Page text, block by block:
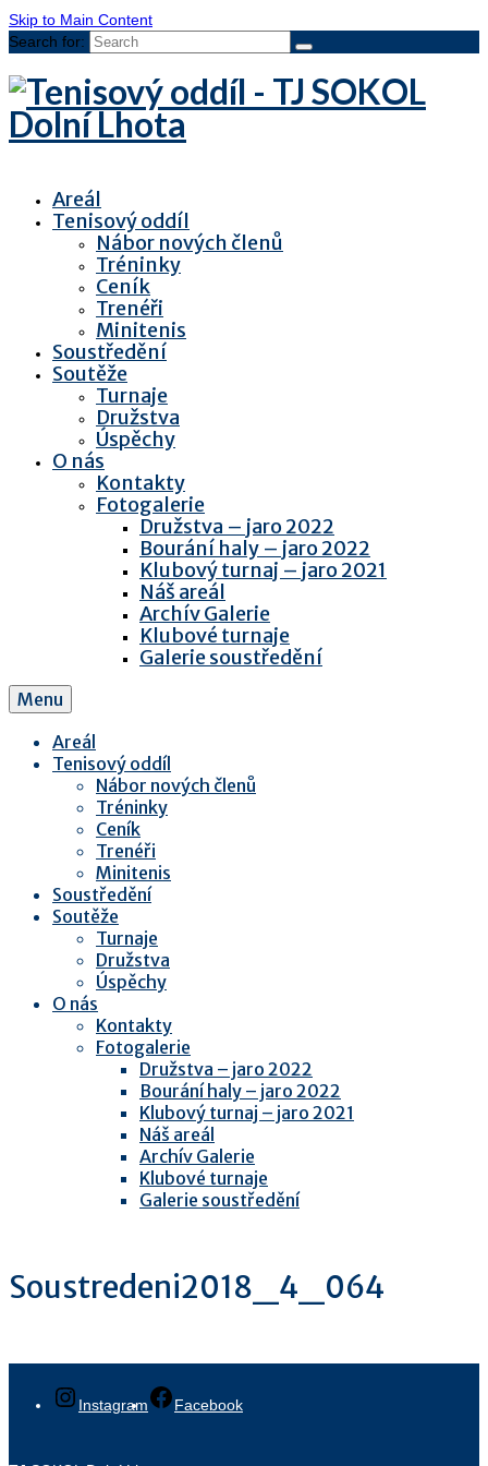
Skip to Main Content
Search for:
Areál
Tenisový oddíl
Nábor nových členů
Tréninky
Ceník
Trenéři
Minitenis
Soustředění
Soutěže
Turnaje
Družstva
Úspěchy
O nás
Kontakty
Fotogalerie
Družstva – jaro 2022
Bourání haly – jaro 2022
Klubový turnaj – jaro 2021
Náš areál
Archív Galerie
Klubové turnaje
Galerie soustředění
Menu
Areál
Tenisový oddíl
Nábor nových členů
Tréninky
Ceník
Trenéři
Minitenis
Soustředění
Soutěže
Turnaje
Družstva
Úspěchy
O nás
Kontakty
Fotogalerie
Družstva – jaro 2022
Bourání haly – jaro 2022
Klubový turnaj – jaro 2021
Náš areál
Archív Galerie
Klubové turnaje
Galerie soustředění
Soustredeni2018_4_064
Instagram Facebook